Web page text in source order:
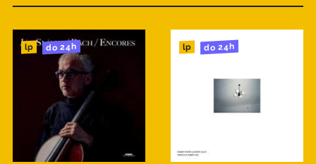
lp do 24h lp do 24h